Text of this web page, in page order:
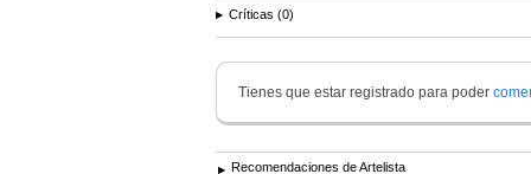
En el año 2008, por primera vez, expone su
Galería LPG de su ciudad natal. A partir del
categoría "Still Life" del prestigioso salón
pintura realista más importantes de la
inestabilidad política y económica y
Críticas (0)
Tienes que estar registrado para poder
Recomendaciones de Artelista